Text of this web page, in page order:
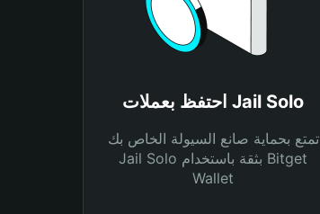
احتفظ بعملات Jail Solo
تمتع بحماية صانع السيولة الخاص بك
Jail Solo بثقة باستخدام Bitget
Wallet